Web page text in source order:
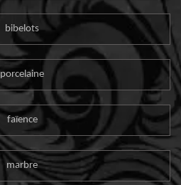
bibelots
porcelaine
faïence
marbre